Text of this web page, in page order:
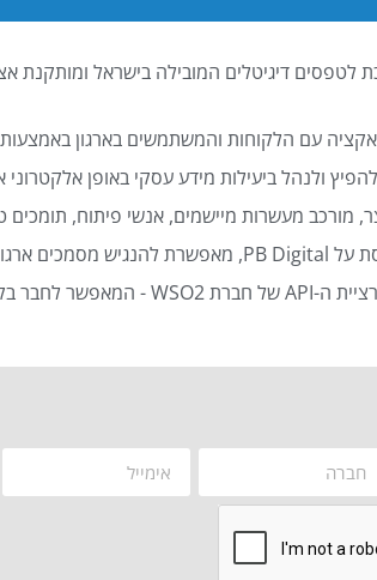
עם הלקוחות והמשתמשים בארגון
ולנהל ביעילות מידע עסקי באופן אלקטרוני
מעשרות מיישמים, אנשי פיתוח, תומכים